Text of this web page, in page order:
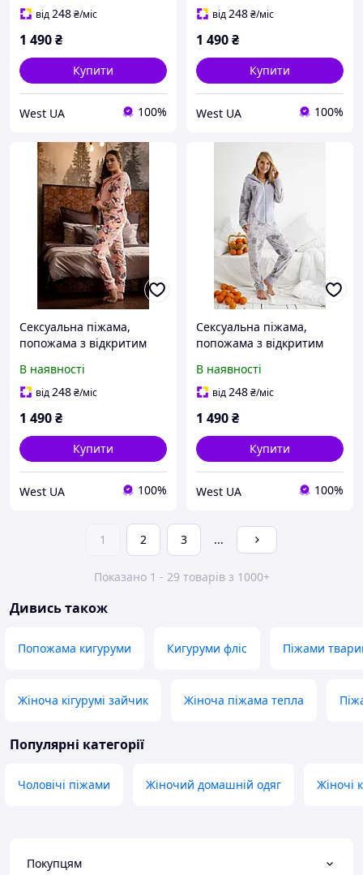
від248₴/міс
1 490₴
Купити
West UA 100%
від248₴/міс
1 490₴
Купити
West UA 100%
Сексуальна піжама,
попожама з відкритим
флісова з принтом
Медведі, Рожева
В наявності
від248₴/міс
1 490₴
Купити
West UA 100%
Сексуальна піжама,
попожама з відкритим
флісова з принтом
Листочки, Сірі
В наявності
від248₴/міс
1 490₴
Купити
West UA 100%
1 2 3 ...
Показано 1 - 29 товарів з 1000+
Дивись також
Попожама кигуруми Кигуруми фліс Піжами
Жіноча кігурумі зайчик Жіноча піжама тепла
Популярні категорії
Чоловічі піжами Жіночий домашній одяг Жіночі
Покупцям